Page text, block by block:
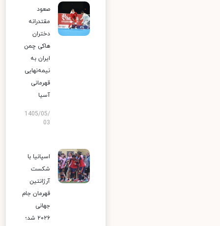
صعود
مقتدرانه
دختران
هاکی چمن
ایران به
نیمه‌نهایی
قهرمانی
آسیا
1405/05/
03
اسپانیا با
شکست
آرژانتین
قهرمان جام
جهانی
۲۰۲۶ شد؛